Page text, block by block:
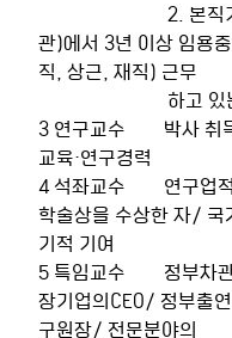
관)에서 3년 이상 임용
직, 상근, 재직) 근무
3 연구교수        박사 취
교육·연구경력
4 석좌교수        연구업
학술상을 수상한 자/ 국
기적 기여
5 특임교수        정부차
장기업의CEO/ 정부출
구원장/ 전문분야의